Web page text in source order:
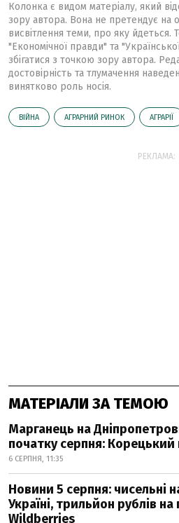
Колонка є видом матеріалу, який
зору автора. Вона не претендує на
висвітлення теми, про яку йдеться.
"Економічної правди" та
збігатися з точкою зору автора.
достовірність та тлумачення
винятково роль носія.
ВІЙНА АГРАРНИЙ РИНОК АГРАРІЇ
РЕКЛАМА:
МАТЕРІАЛИ ЗА ТЕМОЮ
Марганець на
початку серпня:
6 СЕРПНЯ, 11:35
Новини 5 серпня: чисельні
Україні, трильйон рублів
Wildberries